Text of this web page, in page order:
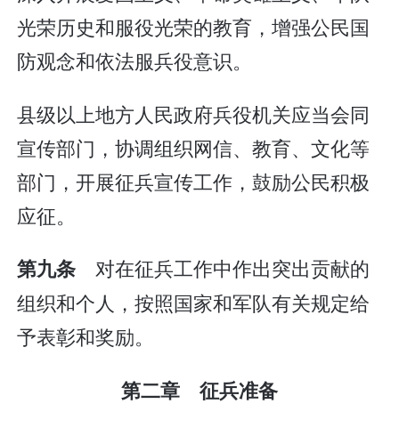
光荣历史和服役光荣的教育，增强公民国
防观念和依法服兵役意识。
县级以上地方人民政府兵役机关应当会同
宣传部门，协调组织网信、教育、文化等
部门，开展征兵宣传工作，鼓励公民积极
应征。
第九条 对在征兵工作中作出突出贡献的
组织和个人，按照国家和军队有关规定给
予表彰和奖励。
第二章 征兵准备